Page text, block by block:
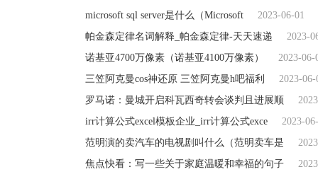
microsoft sql server是什么（Microsoft
2023-06-01
帕金森定律名词解释_帕金森定律-天天速递
2023-
诺基亚4700万像素（诺基亚4100万像素）
2023-06-
三笠阿克曼cos神还原 三笠阿克曼h吧福利
2023-06-
罗马诺：曼城开启科瓦西奇转会谈判且进展顺
irr计算公式excel模板企业_irr计算公式exce
2023-
范明演的卖汽车的电视剧叫什么（范明卖车是
焦点快看：写一些关于家庭温暖和幸福的句子